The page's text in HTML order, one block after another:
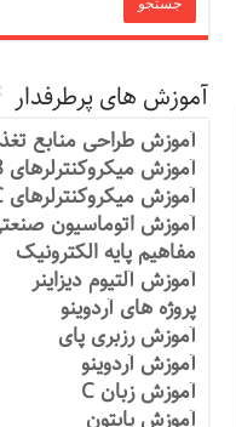
آموزش های پرطرفدار
آموزش طراحی منابع
آموزش میکروکنترلرهای LPC1768
آموزش میکروکنترلرهای PIC
آموزش اتوماسیون
مفاهیم پایه الکترونیک
آموزش آلتیوم دیزاینر
پروژه های آردوینو
آموزش رزبری پای
آموزش آردوینو
آموزش زبان C
آموزش پایتون